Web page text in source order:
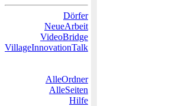
Dörfer
NeueArbeit
VideoBridge
VillageInnovationTalk
AlleOrdner
AlleSeiten
Hilfe